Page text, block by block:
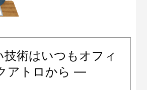
術はいつもオフィ
アトロから ―